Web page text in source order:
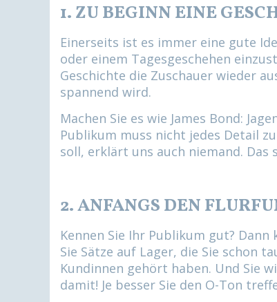
1. ZU BEGINN EINE
Einerseits ist es immer eine gute
oder einem Tagesgeschehen
Geschichte die Zuschauer wieder
spannend wird.
Machen Sie es wie James Bond:
Publikum muss nicht jedes Detail
soll, erklärt uns auch niemand.
2. ANFANGS DEN
Kennen Sie Ihr Publikum gut?
Sie Sätze auf Lager, die Sie schon
Kundinnen gehört haben. Und Sie
damit! Je besser Sie den O-Ton